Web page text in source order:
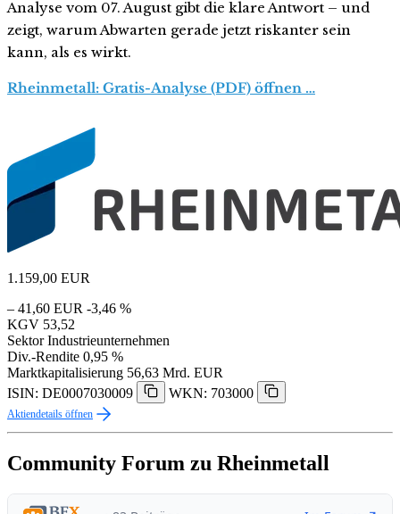
Analyse vom 07. August gibt die klare Antwort – und
zeigt, warum Abwarten gerade jetzt riskanter sein
kann, als es wirkt.
Rheinmetall: Gratis-Analyse (PDF) öffnen …
1.159,00 EUR
– 41,60 EUR -3,46 %
KGV 53,52
Sektor Industrieunternehmen
Div.-Rendite 0,95 %
Marktkapitalisierung 56,63 Mrd. EUR
ISIN: DE0007030009
WKN: 703000
Aktiendetails öffnen
Community Forum zu Rheinmetall